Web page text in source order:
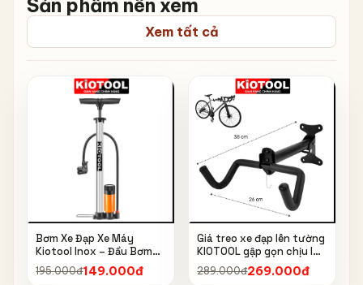
Sản phẩm nên xem
Xem tất cả
Bơm Xe Đạp Xe Máy
Kiotool Inox – Đầu Bơm
Thông Minh, Kèm Bơm
Bóng, Đồng Hồ 160 PSI
195.000đ149.000đ
Giá treo xe đạp lên tường
KIOTOOL gập gọn chịu lực
cao kèm móc treo mũ bảo
hiểm
289.000đ269.000đ